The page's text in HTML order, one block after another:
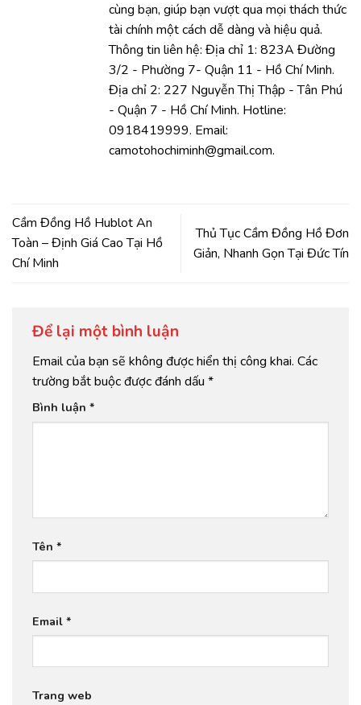
cùng bạn, giúp bạn vượt qua mọi thách thức
tài chính một cách dễ dàng và hiệu quả.
Thông tin liên hệ: Địa chỉ 1: 823A Đường
3/2 - Phường 7- Quận 11 - Hồ Chí Minh.
Địa chỉ 2: 227 Nguyễn Thị Thập - Tân Phú
- Quận 7 - Hồ Chí Minh. Hotline:
0918419999. Email:
camotohochiminh@gmail.com.
Cầm Đồng Hồ Hublot An
Toàn – Định Giá Cao Tại Hồ
Chí Minh
Thủ Tục Cầm Đồng Hồ Đơn
Giản, Nhanh Gọn Tại Đức Tín
Để lại một bình luận
Email của bạn sẽ không được hiển thị công khai. Các
trường bắt buộc được đánh dấu *
Bình luận *
Tên *
Email *
Trang web